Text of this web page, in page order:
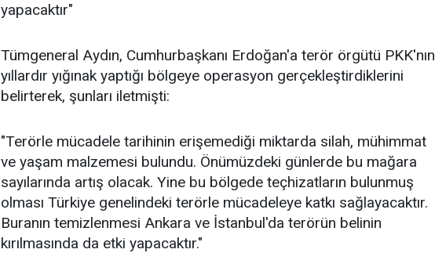
yapacaktır"
Tümgeneral Aydın, Cumhurbaşkanı Erdoğan'a terör örgütü PKK'nın
yıllardır yığınak yaptığı bölgeye operasyon gerçekleştirdiklerini
belirterek, şunları iletmişti:
"Terörle mücadele tarihinin erişemediği miktarda silah, mühimmat
ve yaşam malzemesi bulundu. Önümüzdeki günlerde bu mağara
sayılarında artış olacak. Yine bu bölgede teçhizatların bulunmuş
olması Türkiye genelindeki terörle mücadeleye katkı sağlayacaktır.
Buranın temizlenmesi Ankara ve İstanbul'da terörün belinin
kırılmasında da etki yapacaktır."